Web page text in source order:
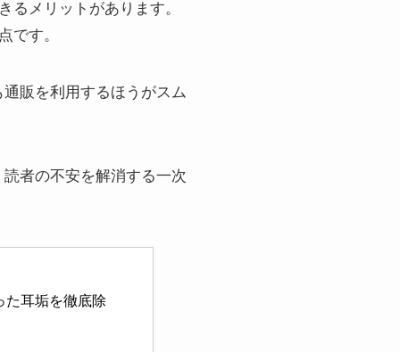
るメリットがあります。
です。
販を利用するほうがスム
者の不安を解消する一次
た耳垢を徹底除